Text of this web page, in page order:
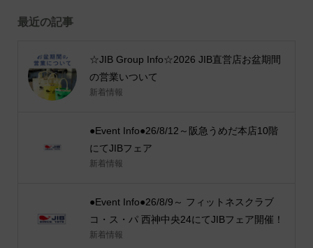
最近の記事
☆JIB Group Info☆2026 JIB直営店お盆期間
の営業いついて
新着情報
●Event Info●26/8/12～阪急うめだ本店10階
にてJIBフェア
新着情報
●Event Info●26/8/9～ フィットネスクラブ
コ・ス・パ 西神中央24にてJIBフェア開催！
新着情報